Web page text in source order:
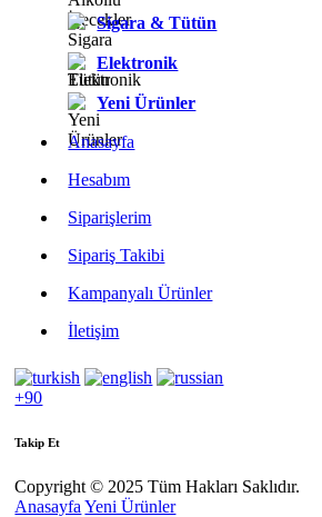
Sigara & Tütün
Elektronik
Yeni Ürünler
Anasayfa
Hesabım
Siparişlerim
Sipariş Takibi
Kampanyalı Ürünler
İletişim
+90
Takip Et
Copyright © 2025 Tüm Hakları Saklıdır.
Anasayfa Yeni Ürünler